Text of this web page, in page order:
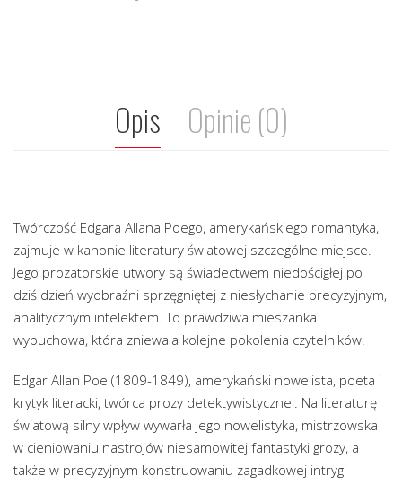
Opis Opinie (0)
Twórczość Edgara Allana Poego, amerykańskiego romantyka,
zajmuje w kanonie literatury światowej szczególne miejsce.
Jego prozatorskie utwory są świadectwem niedościgłej po
dziś dzień wyobraźni sprzęgniętej z niesłychanie precyzyjnym,
analitycznym intelektem. To prawdziwa mieszanka
wybuchowa, która zniewala kolejne pokolenia czytelników.
Edgar Allan Poe (1809-1849), amerykański nowelista, poeta i
krytyk literacki, twórca prozy detektywistycznej. Na literaturę
światową silny wpływ wywarła jego nowelistyka, mistrzowska
w cieniowaniu nastrojów niesamowitej fantastyki grozy, a
także w precyzyjnym konstruowaniu zagadkowej intrygi